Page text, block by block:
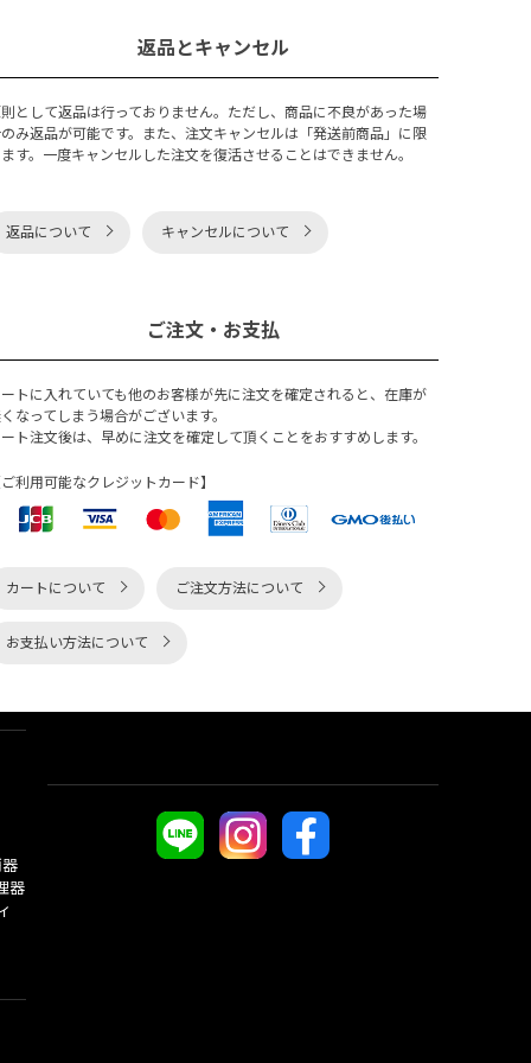
返品とキャンセル
として返品は行っておりません。ただし、商品に不良があった場
み返品が可能です。また、注文キャンセルは「発送前商品」に限
す。一度キャンセルした注文を復活させることはできません。
返品について キャンセルについて
ご注文・お支払
トに入れていても他のお客様が先に注文を確定されると、在庫が
なってしまう場合がございます。
ト注文後は、早めに注文を確定して頂くことをおすすめします。
利用可能なクレジットカード】
カートについて ご注文方法について
お支払い方法について
器